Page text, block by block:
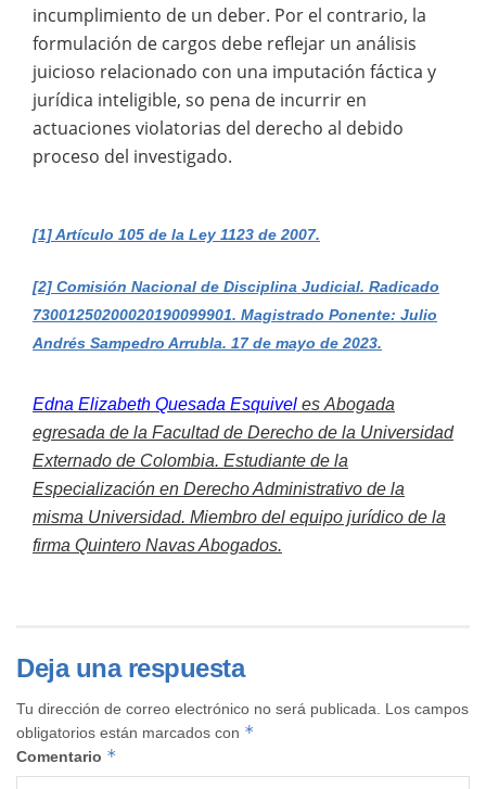
incumplimiento de un deber. Por el contrario, la
formulación de cargos debe reflejar un análisis
juicioso relacionado con una imputación fáctica y
jurídica inteligible, so pena de incurrir en
actuaciones violatorias del derecho al debido
proceso del investigado.
[1] Artículo 105 de la Ley 1123 de 2007.
[2] Comisión Nacional de Disciplina Judicial. Radicado
73001250200020190099901. Magistrado Ponente: Julio
Andrés Sampedro Arrubla. 17 de mayo de 2023.
Edna Elizabeth Quesada Esquivel es Abogada
egresada de la Facultad de Derecho de la Universidad
Externado de Colombia. Estudiante de la
Especialización en Derecho Administrativo de la
misma Universidad. Miembro del equipo jurídico de la
firma Quintero Navas Abogados.
Deja una respuesta
Tu dirección de correo electrónico no será publicada.
Los campos
obligatorios están marcados con *
Comentario *